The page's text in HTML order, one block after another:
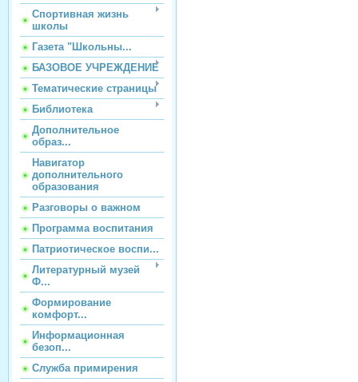
Спортивная жизнь
школы
Газета "Школьны...
БАЗОВОЕ УЧРЕЖДЕНИЕ
Тематические страницы
Библиотека
Дополнительное
образ...
Навигатор
дополнительного
образования
Разговоры о важном
Программа воспитания
Патриотическое воспи...
Литературный музей
Ф...
Формирование
комфорт...
Информационная
безоп...
Служба примирения